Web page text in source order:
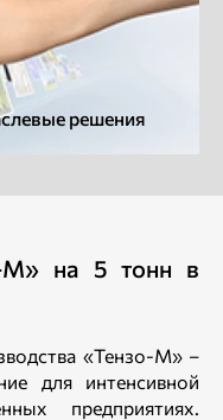
решения
М» на 5 тонн в
«Тензо-М» –
для интенсивной
предприятиях.